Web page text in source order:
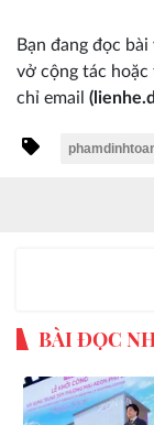
Bạn đang đọc
vở cộng tác
chỉ email
BÀI ĐỌC